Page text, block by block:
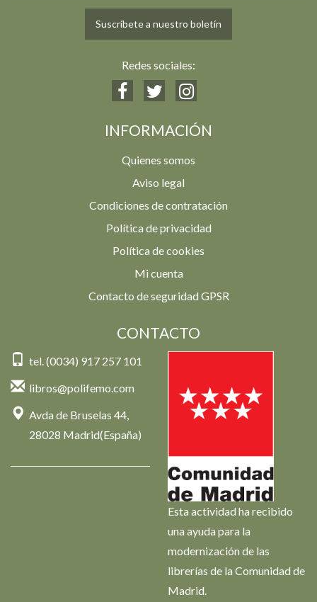
Suscríbete a nuestro boletín
Redes sociales:
INFORMACIÓN
Quienes somos
Aviso legal
Condiciones de contratación
Política de privacidad
Política de cookies
Mi cuenta
Contacto de seguridad GPSR
CONTACTO
tel. (0034) 917 257 101
libros@polifemo.com
Avda de Bruselas 44,
28028 Madrid(España)
Esta actividad ha recibido
una ayuda para la
modernización de las
librerías de la Comunidad de
Madrid.